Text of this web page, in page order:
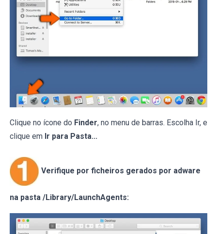
Clique no ícone do Finder, no menu de barras. Escolha Ir, e
clique em Ir para Pasta...
Verifique por ficheiros gerados por adware
na pasta /Library/LaunchAgents: